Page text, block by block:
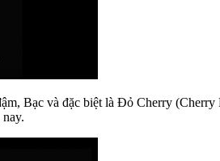
Bạc và đặc biệt là Đỏ Cherry